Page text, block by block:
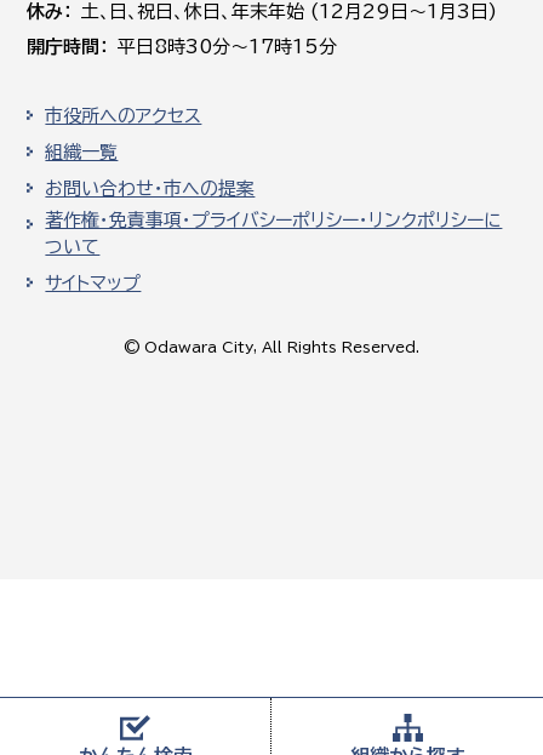
休み
土､日､祝日、休日、年末年始 (12月29日～1月3日)
開庁時間
平日8時30分～17時15分
市役所へのアクセス
組織一覧
お問い合わせ・市への提案
著作権・免責事項・プライバシーポリシー・リンクポリシーに
ついて
サイトマップ
© Odawara City, All Rights Reserved.